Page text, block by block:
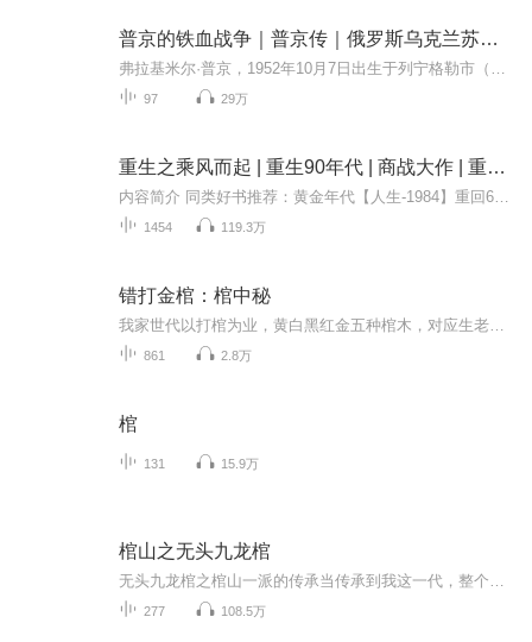
普京的铁血战争｜普京传｜俄罗斯乌克兰苏联，俄乌战争为何而起如何收场？普京为何发动战争
97 29万
重生之乘风而起 | 重生90年代 | 商战大作 | 重启人生 | 多播精品
1454 119.3万
错打金棺：棺中秘
861 2.8万
棺
131 15.9万
棺山之无头九龙棺
277 108.5万